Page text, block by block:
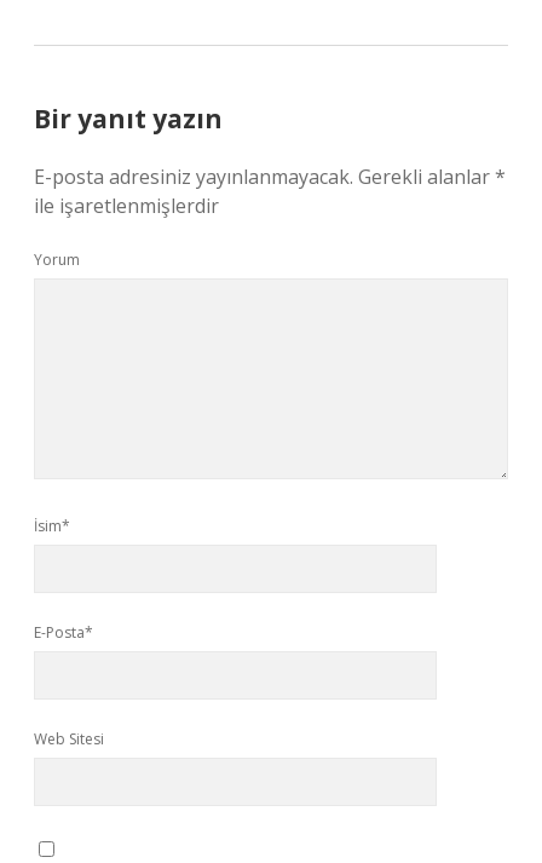
Bir yanıt yazın
E-posta adresiniz yayınlanmayacak. Gerekli alanlar*
ile işaretlenmişlerdir
Yorum
İsim*
E-Posta*
Web Sitesi